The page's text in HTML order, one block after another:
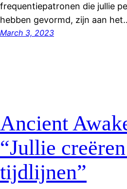
frequentiepatronen die jullie
hebben gevormd, zijn aan
March 3, 2023
Ancient
“Jullie
tijdlijnen”